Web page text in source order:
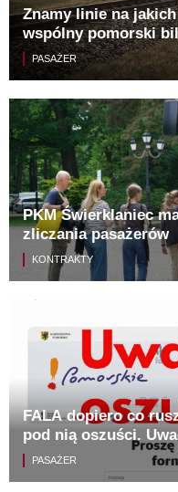
Znamy linie na
wspólny pomorski
PASAŻER
PKM Świerklaniec
zliczania pasażerów
KONTRAKTY
FALA dopiero co
pod nią oszuści.
PASAŻER